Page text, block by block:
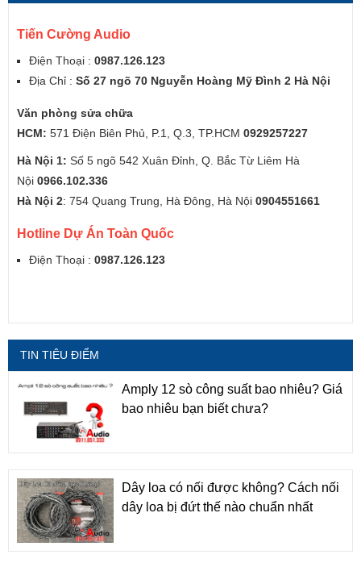
Tiến Cường Audio
Điện Thoại : 0987.126.123
Địa Chỉ : Số 27 ngõ 70 Nguyễn Hoàng Mỹ Đình 2 Hà Nội
Văn phòng sửa chữa
HCM: 571 Điện Biên Phủ, P.1, Q.3, TP.HCM 0929257227
Hà Nội 1: Số 5 ngõ 542 Xuân Đỉnh, Q. Bắc Từ Liêm Hà
Nội 0966.102.336
Hà Nội 2: 754 Quang Trung, Hà Đông, Hà Nội 0904551661
Hotline Dự Án Toàn Quốc
Điện Thoại : 0987.126.123
TIN TIÊU ĐIỂM
Amply 12 sò công suất bao nhiêu? Giá
bao nhiêu bạn biết chưa?
Dây loa có nối được không? Cách nối
dây loa bị đứt thế nào chuẩn nhất